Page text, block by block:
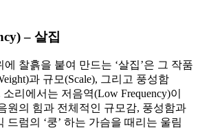
– 살집
찰흙을 붙여 만드는 ‘살집’은 그 작품
과 규모(Scale), 그리고 풍성함
리에서는 저음역(Low Frequency)이
원의 힘과 전체적인 규모감, 풍성함과
드럼의 ‘쿵’ 하는 가슴을 때리는 울림